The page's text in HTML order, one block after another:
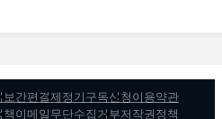
보간편결제 정기구독신청 이용약관
책이메일무단수집거부저작권정책